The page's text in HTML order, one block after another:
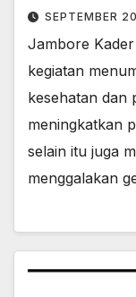
SEPTEMBER
Jambore
kegiatan
kesehatan dan
meningkatkan
selain itu juga
menggalakan